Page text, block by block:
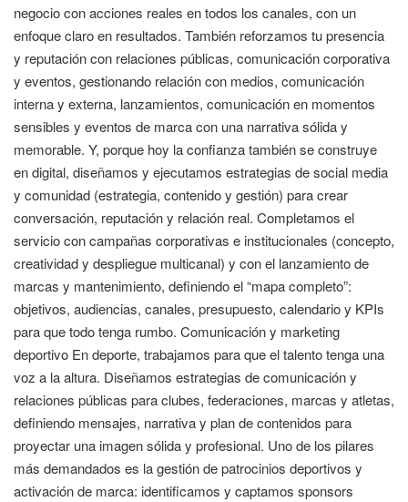
negocio con acciones reales en todos los canales, con un
enfoque claro en resultados. También reforzamos tu presencia
y reputación con relaciones públicas, comunicación corporativa
y eventos, gestionando relación con medios, comunicación
interna y externa, lanzamientos, comunicación en momentos
sensibles y eventos de marca con una narrativa sólida y
memorable. Y, porque hoy la confianza también se construye
en digital, diseñamos y ejecutamos estrategias de social media
y comunidad (estrategia, contenido y gestión) para crear
conversación, reputación y relación real. Completamos el
servicio con campañas corporativas e institucionales (concepto,
creatividad y despliegue multicanal) y con el lanzamiento de
marcas y mantenimiento, definiendo el “mapa completo”:
objetivos, audiencias, canales, presupuesto, calendario y KPIs
para que todo tenga rumbo. Comunicación y marketing
deportivo En deporte, trabajamos para que el talento tenga una
voz a la altura. Diseñamos estrategias de comunicación y
relaciones públicas para clubes, federaciones, marcas y atletas,
definiendo mensajes, narrativa y plan de contenidos para
proyectar una imagen sólida y profesional. Uno de los pilares
más demandados es la gestión de patrocinios deportivos y
activación de marca: identificamos y captamos sponsors